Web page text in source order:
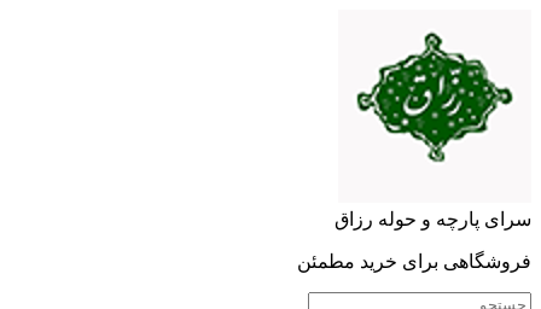
سرای پارچه و حوله رزاق
فروشگاهی برای خرید مطمئن